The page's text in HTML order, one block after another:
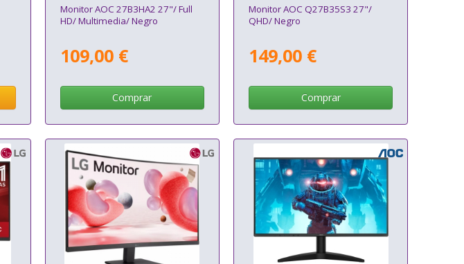
Monitor AOC 27B3HA2 27"/ Full
HD/ Multimedia/ Negro
109,00 €
Comprar
Monitor AOC Q27B35S3 27"/
QHD/ Negro
149,00 €
Comprar